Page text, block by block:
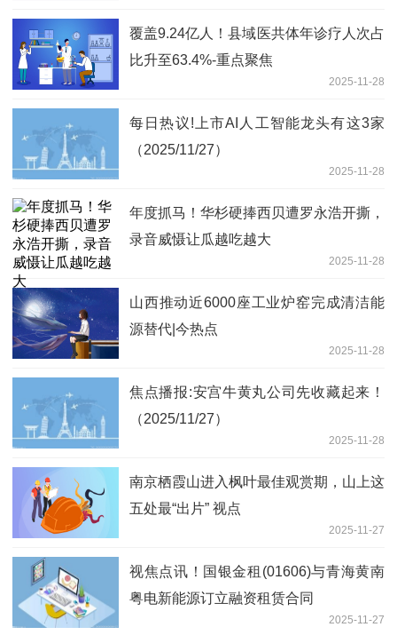
覆盖9.24亿人！县域医共体年诊疗人次占
比升至63.4%-重点聚焦
2025-11-28
每日热议!上市AI人工智能龙头有这3家
（2025/11/27）
2025-11-28
年度抓马！华杉硬捧西贝遭罗永浩开撕，
录音威慑让瓜越吃越大
2025-11-28
山西推动近6000座工业炉窑完成清洁能
源替代|今热点
2025-11-28
焦点播报:安宫牛黄丸公司先收藏起来！
（2025/11/27）
2025-11-28
南京栖霞山进入枫叶最佳观赏期，山上这
五处最“出片” 视点
2025-11-27
视焦点讯！国银金租(01606)与青海黄南
粤电新能源订立融资租赁合同
2025-11-27